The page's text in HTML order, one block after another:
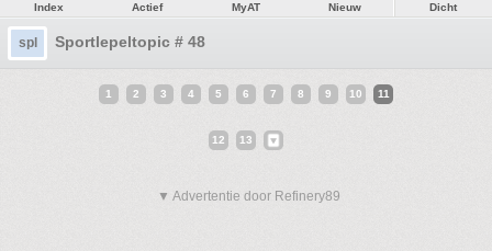
Index Actief MyAT Nieuw Dicht
spl Sportlepeltopic # 48
1 2 3 4 5 6 7 8 9 10 11
12 13
▼ Advertentie door Refinery89